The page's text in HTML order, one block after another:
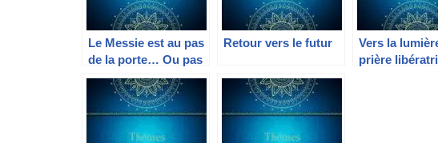
Le Messie est au pas
de la porte… Ou pas
!
Retour vers le futur
Vers la
prière